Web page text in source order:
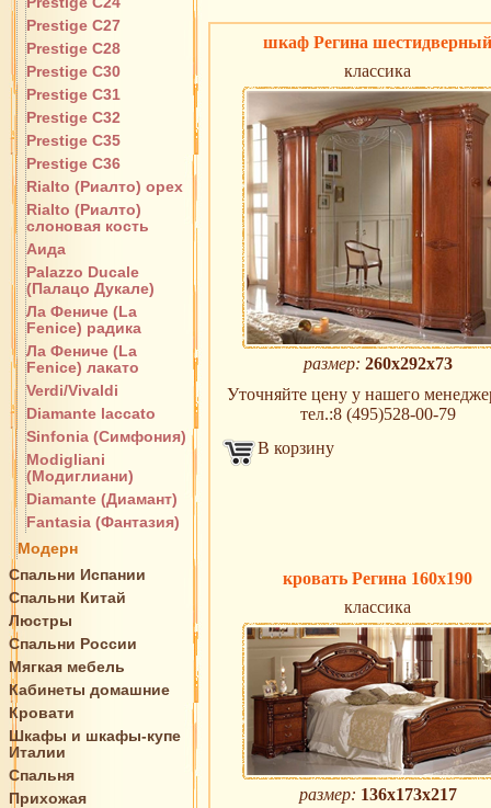
Prestige C27
Prestige C28
Prestige C30
Prestige C31
Prestige C32
Prestige C35
Prestige C36
Rialto (Риалто) орех
Rialto (Риалто)
слоновая кость
Аида
Palazzo Ducale
(Палацо Дукале)
Ла Фениче (La
Fenice) радика
Ла Фениче (La
Fenice) лакато
Verdi/Vivaldi
Diamante laccato
Sinfonia (Симфония)
Modigliani
(Модиглиани)
Diamante (Диамант)
Fantasia (Фантазия)
Модерн
Спальни Испании
Спальни Китай
Люстры
Спальни России
Мягкая мебель
Кабинеты домашние
Кровати
Шкафы и шкафы-купе
Италии
Спальня
Прихожая
шкаф Регина шестидверный
классика
размер: 260х292х73
Уточняйте цену у нашего
тел.:8 (495)528-00-79
В корзину
кровать Регина 160х190
классика
размер: 136х173х217